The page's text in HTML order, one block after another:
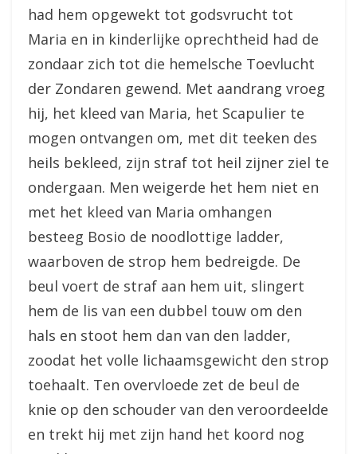
had hem opgewekt tot godsvrucht tot
Maria en in kinderlijke oprechtheid had de
zondaar zich tot die hemelsche Toevlucht
der Zondaren gewend. Met aandrang vroeg
hij, het kleed van Maria, het Scapulier te
mogen ontvangen om, met dit teeken des
heils bekleed, zijn straf tot heil zijner ziel te
ondergaan. Men weigerde het hem niet en
met het kleed van Maria omhangen
besteeg Bosio de noodlottige ladder,
waarboven de strop hem bedreigde. De
beul voert de straf aan hem uit, slingert
hem de lis van een dubbel touw om den
hals en stoot hem dan van den ladder,
zoodat het volle lichaamsgewicht den strop
toehaalt. Ten overvloede zet de beul de
knie op den schouder van den veroordeelde
en trekt hij met zijn hand het koord nog